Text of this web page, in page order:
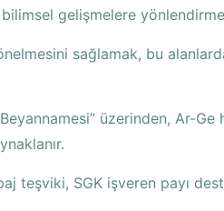
gelişmelere
sağlamak, bu
üzerinden, Ar-Ge
teşviki, SGK işveren payı